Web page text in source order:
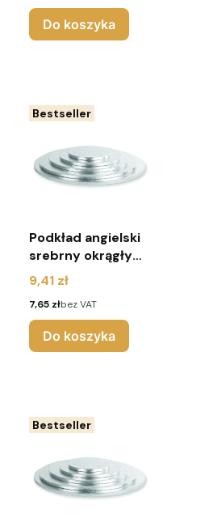
Do koszyka
Bestseller
Podkład angielski
srebrny okrągły
r.20
Cena
9,41 zł
Cena
7,65 złbez VAT
Do koszyka
Bestseller